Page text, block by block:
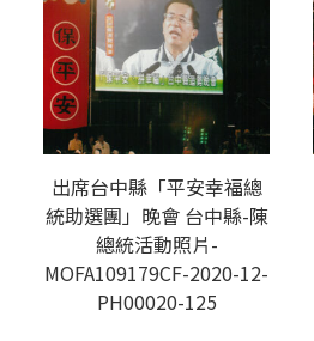
出席台中縣「平安幸福總
統助選團」晚會 台中縣-陳
總統活動照片-
MOFA109179CF-2020-12-
PH00020-125